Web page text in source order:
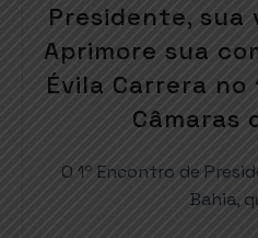
Presidente, sua
Aprimore sua
Évila Carrera no
Câmaras
O 1º Encontro de
Bahia,